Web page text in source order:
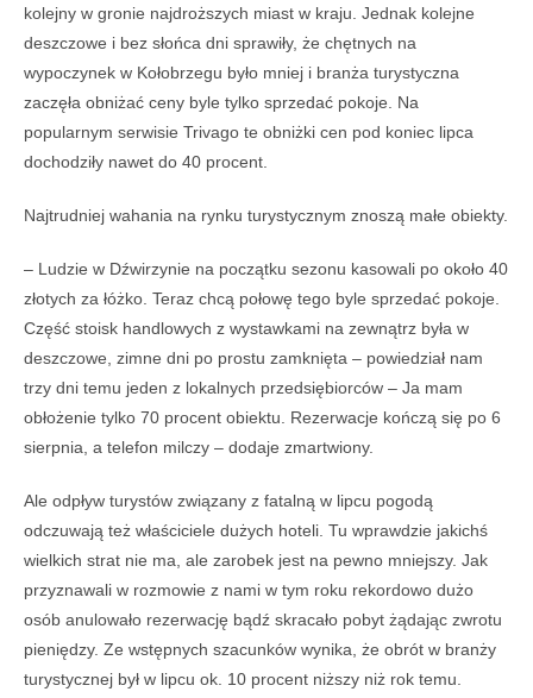
kolejny w gronie najdroższych miast w kraju. Jednak kolejne
deszczowe i bez słońca dni sprawiły, że chętnych na
wypoczynek w Kołobrzegu było mniej i branża turystyczna
zaczęła obniżać ceny byle tylko sprzedać pokoje. Na
popularnym serwisie Trivago te obniżki cen pod koniec lipca
dochodziły nawet do 40 procent.
Najtrudniej wahania na rynku turystycznym znoszą małe obiekty.
– Ludzie w Dźwirzynie na początku sezonu kasowali po około 40
złotych za łóżko. Teraz chcą połowę tego byle sprzedać pokoje.
Część stoisk handlowych z wystawkami na zewnątrz była w
deszczowe, zimne dni po prostu zamknięta – powiedział nam
trzy dni temu jeden z lokalnych przedsiębiorców – Ja mam
obłożenie tylko 70 procent obiektu. Rezerwacje kończą się po 6
sierpnia, a telefon milczy – dodaje zmartwiony.
Ale odpływ turystów związany z fatalną w lipcu pogodą
odczuwają też właściciele dużych hoteli. Tu wprawdzie jakichś
wielkich strat nie ma, ale zarobek jest na pewno mniejszy. Jak
przyznawali w rozmowie z nami w tym roku rekordowo dużo
osób anulowało rezerwację bądź skracało pobyt żądając zwrotu
pieniędzy. Ze wstępnych szacunków wynika, że obrót w branży
turystycznej był w lipcu ok. 10 procent niższy niż rok temu.